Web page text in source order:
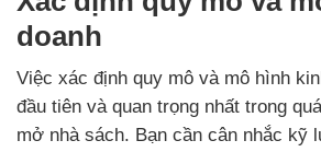
doanh
Việc xác định quy mô và mô hình
đầu tiên và quan trọng nhất trong
mở nhà sách. Bạn cần cân nhắc kỹ